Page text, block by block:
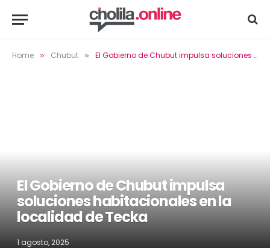
Home » Chubut » El Gobierno de Chubut impulsa soluciones habitacionales en la localidad de Tecka
El Gobierno de Chubut impulsa
soluciones habitacionales en la
localidad de Tecka
1 agosto, 2025